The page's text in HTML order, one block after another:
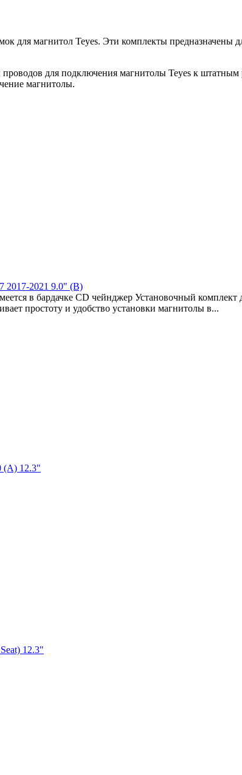
магнитол Teyes. Эти комплекты предназначены
для подключения магнитолы Teyes к
магнитолы.
2017-2021 9.0" (B)
в бардачке CD чейнджер Установочный
простоту и удобство установки магнитолы в...
(A) 12.3"
12.3"